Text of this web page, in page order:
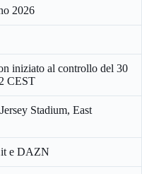
2026
iniziato al controllo del 30
CEST
Stadium, East
e DAZN